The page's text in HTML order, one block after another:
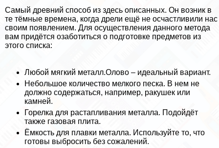
Самый древний способ из здесь описанных. Он возник в
те тёмные времена, когда дрели ещё не осчастливили нас
своим появлением. Для осуществления данного метода
вам придётся озаботиться о подготовке предметов из
этого списка:
Любой мягкий металл.Олово – идеальный вариант.
Небольшое количество мелкого песка. В нем не
должно содержаться, например, paкушек или
камней.
Горелка для растапливания металла. Подойдёт
также газовая плита.
Ёмкость для плавки металла. Используйте то, что
готовы выбросить без сожалений.